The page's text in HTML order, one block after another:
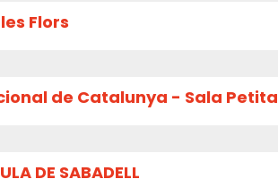
Flors
de Catalunya - Sala Petita
DE SABADELL